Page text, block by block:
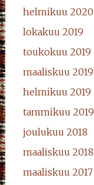
helmikuu 2020
lokakuu 2019
toukokuu 2019
maaliskuu 2019
helmikuu 2019
tammikuu 2019
joulukuu 2018
maaliskuu 2018
maaliskuu 2017